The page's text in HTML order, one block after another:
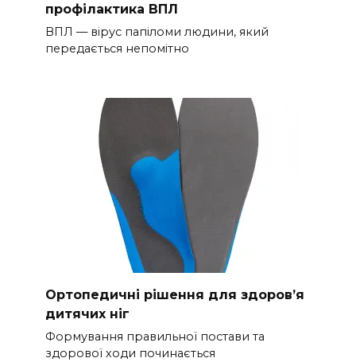
профілактика ВПЛ
ВПЛ — вірус папіломи людини, який
передається непомітно
Ортопедичні рішення для здоров’я
дитячих ніг
Формування правильної постави та
здорової ходи починається